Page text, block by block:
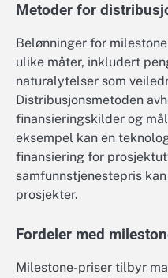
Metoder for
Belønninger for
ulike måter, inkludert
naturalytelser som
Distribusjonsmetoden
finansieringskilder og
eksempel kan en
finansiering for
samfunnstjenestepris
prosjekter.
Fordeler med
Milestone-priser tilbyr